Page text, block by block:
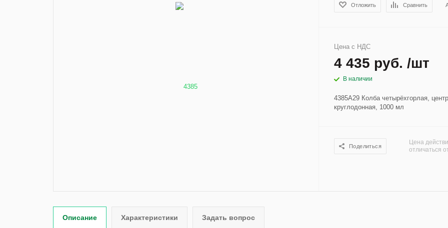
Отложить Сравнить
Цена с НДС
4 435 руб. /шт
В наличии
4385A29 Колба четырёхгорлая,
круглодонная, 1000 мл
Поделиться
Цена
отличаться
Описание Характеристики Задать вопрос